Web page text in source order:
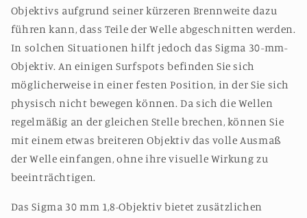
Objektivs aufgrund seiner kürzeren Brennweite dazu
führen kann, dass Teile der Welle abgeschnitten werden.
In solchen Situationen hilft jedoch das Sigma 30-mm-
Objektiv. An einigen Surfspots befinden Sie sich
möglicherweise in einer festen Position, in der Sie sich
physisch nicht bewegen können. Da sich die Wellen
regelmäßig an der gleichen Stelle brechen, können Sie
mit einem etwas breiteren Objektiv das volle Ausmaß
der Welle einfangen, ohne ihre visuelle Wirkung zu
beeinträchtigen.
Das Sigma 30 mm 1,8-Objektiv bietet zusätzlichen